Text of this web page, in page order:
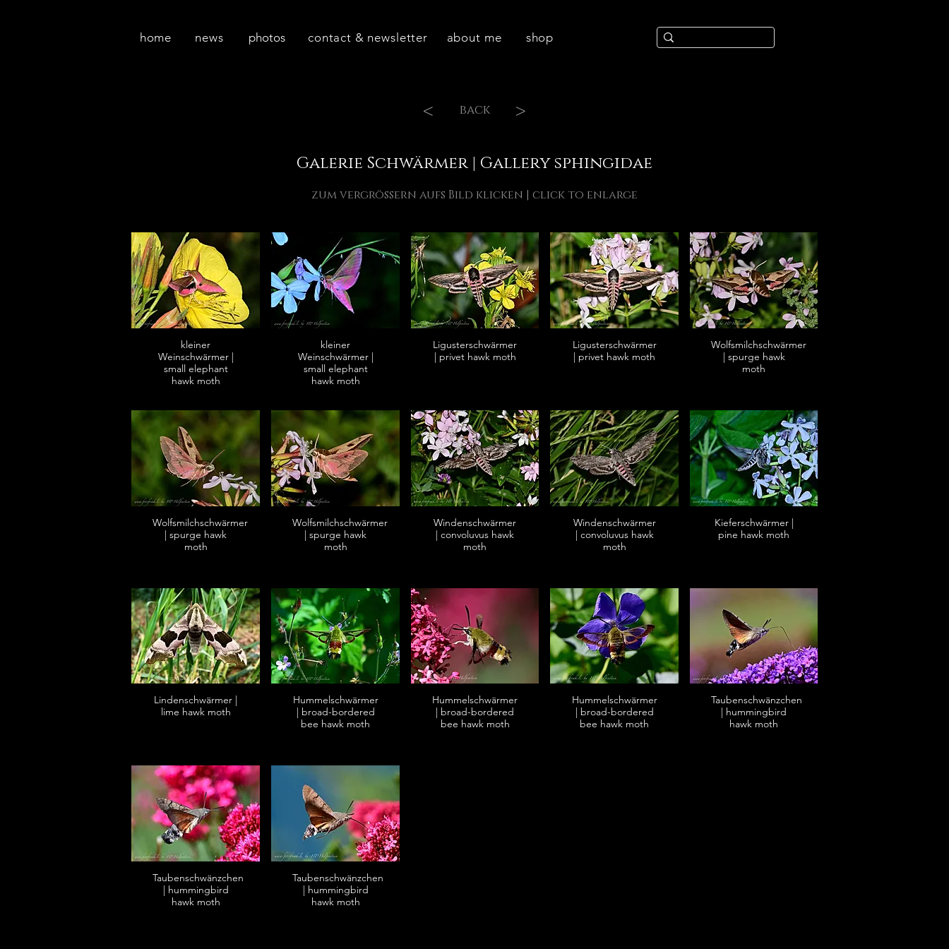
home news photos contact & newsletter about me shop
< back >
Galerie Schwärmer | Gallery sphingidae
zum vergrössern aufs Bild klicken | click to enlarge
kleiner
Weinschwärmer |
small elephant
hawk moth
kleiner
Weinschwärmer |
small elephant
hawk moth
Ligusterschwärmer
| privet hawk moth
Ligusterschwärmer
| privet hawk moth
Wolfsmilchschwärmer
| spurge hawk
moth
Wolfsmilchschwärmer
| spurge hawk
moth
Wolfsmilchschwärmer
| spurge hawk
moth
Windenschwärmer
| convoluvus hawk
moth
Windenschwärmer
| convoluvus hawk
moth
Kieferschwärmer |
pine hawk moth
Lindenschwärmer |
lime hawk moth
Hummelschwärmer
| broad-bordered
bee hawk moth
Hummelschwärmer
| broad-bordered
bee hawk moth
Hummelschwärmer
| broad-bordered
bee hawk moth
Taubenschwänzchen
| hummingbird
hawk moth
Taubenschwänzchen
| hummingbird
hawk moth
Taubenschwänzchen
| hummingbird
hawk moth